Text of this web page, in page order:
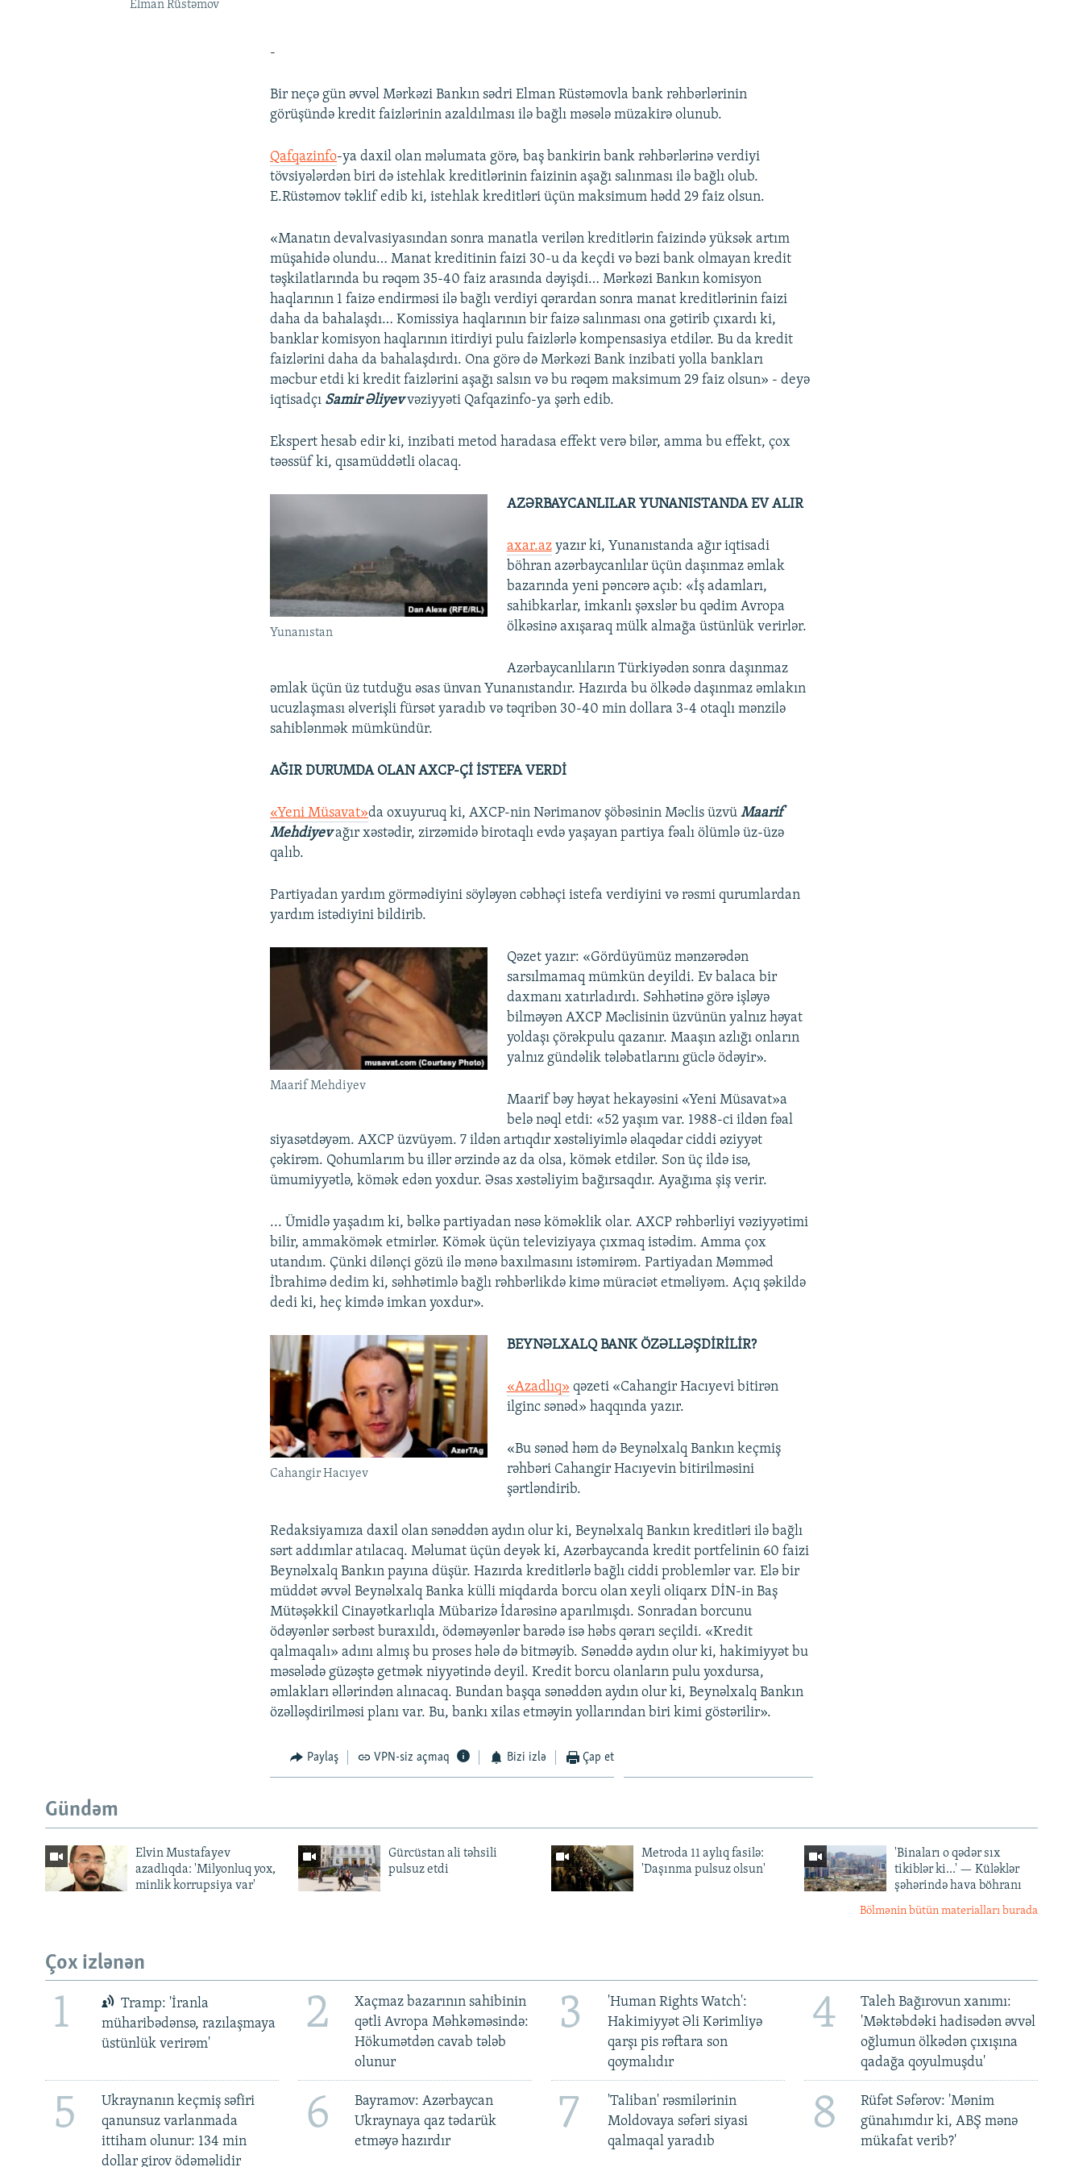
Elman Rüstəmov
-
Bir neçə gün əvvəl Mərkəzi Bankın sədri Elman Rüstəmovla bank rəhbərlərinin
görüşündə kredit faizlərinin azaldılması ilə bağlı məsələ müzakirə olunub.
Qafqazinfo-ya daxil olan məlumata görə, baş bankirin bank rəhbərlərinə verdiyi
tövsiyələrdən biri də istehlak kreditlərinin faizinin aşağı salınması ilə bağlı olub.
E.Rüstəmov təklif edib ki, istehlak kreditləri üçün maksimum hədd 29 faiz olsun.
«Manatın devalvasiyasından sonra manatla verilən kreditlərin faizində yüksək artım
müşahidə olundu… Manat kreditinin faizi 30-u da keçdi və bəzi bank olmayan kredit
təşkilatlarında bu rəqəm 35-40 faiz arasında dəyişdi… Mərkəzi Bankın komisyon
haqlarının 1 faizə endirməsi ilə bağlı verdiyi qərardan sonra manat kreditlərinin faizi
daha da bahalaşdı… Komissiya haqlarının bir faizə salınması ona gətirib çıxardı ki,
banklar komisyon haqlarının itirdiyi pulu faizlərlə kompensasiya etdilər. Bu da kredit
faizlərini daha da bahalaşdırdı. Ona görə də Mərkəzi Bank inzibati yolla bankları
məcbur etdi ki kredit faizlərini aşağı salsın və bu rəqəm maksimum 29 faiz olsun» - deyə
iqtisadçı Samir Əliyevvəziyyəti Qafqazinfo-ya şərh edib.
Ekspert hesab edir ki, inzibati metod haradasa effekt verə bilər, amma bu effekt, çox
təəssüf ki, qısamüddətli olacaq.
Yunanıstan
AZƏRBAYCANLILAR YUNANISTANDA EV ALIR
axar.azyazır ki, Yunanıstanda ağır iqtisadi
böhran azərbaycanlılar üçün daşınmaz əmlak
bazarında yeni pəncərə açıb: «İş adamları,
sahibkarlar, imkanlı şəxslər bu qədim Avropa
ölkəsinə axışaraq mülk almağa üstünlük verirlər.
Azərbaycanlıların Türkiyədən sonra daşınmaz
əmlak üçün üz tutduğu əsas ünvan Yunanıstandır. Hazırda bu ölkədə daşınmaz əmlakın
ucuzlaşması əlverişli fürsət yaradıb və təqribən 30-40 min dollara 3-4 otaqlı mənzilə
sahiblənmək mümkündür.
AĞIR DURUMDA OLAN AXCP-Çİ İSTEFA VERDİ
«Yeni Müsavat»da oxuyuruq ki, AXCP-nin Nərimanov şöbəsinin Məclis üzvüMaarif
Mehdiyevağır xəstədir, zirzəmidə birotaqlı evdə yaşayan partiya fəalı ölümlə üz-üzə
qalıb.
Partiyadan yardım görmədiyini söyləyən cəbhəçi istefa verdiyini və rəsmi qurumlardan
yardım istədiyini bildirib.
Maarif Mehdiyev
Qəzet yazır: «Gördüyümüz mənzərədən
sarsılmamaq mümkün deyildi. Ev balaca bir
daxmanı xatırladırdı. Səhhətinə görə işləyə
bilməyən AXCP Məclisinin üzvünün yalnız həyat
yoldaşı çörəkpulu qazanır. Maaşın azlığı onların
yalnız gündəlik tələbatlarını güclə ödəyir».
Maarif bəy həyat hekayəsini «Yeni Müsavat»a
belə nəql etdi: «52 yaşım var. 1988-ci ildən fəal
siyasətdəyəm. AXCP üzvüyəm. 7 ildən artıqdır xəstəliyimlə əlaqədar ciddi əziyyət
çəkirəm. Qohumlarım bu illər ərzində az da olsa, kömək etdilər. Son üç ildə isə,
ümumiyyətlə, kömək edən yoxdur. Əsas xəstəliyim bağırsaqdır. Ayağıma şiş verir.
... Ümidlə yaşadım ki, bəlkə partiyadan nəsə köməklik olar. AXCP rəhbərliyi vəziyyətimi
bilir, ammakömək etmirlər. Kömək üçün televiziyaya çıxmaq istədim. Amma çox
utandım. Çünki dilənçi gözü ilə mənə baxılmasını istəmirəm. Partiyadan Məmməd
İbrahimə dedim ki, səhhətimlə bağlı rəhbərlikdə kimə müraciət etməliyəm. Açıq şəkildə
dedi ki, heç kimdə imkan yoxdur».
Cahangir Hacıyev
BEYNƏLXALQ BANK ÖZƏLLƏŞDİRİLİR?
«Azadlıq» qəzeti «Cahangir Hacıyevi bitirən
ilginc sənəd» haqqında yazır.
«Bu sənəd həm də Beynəlxalq Bankın keçmiş
rəhbəri Cahangir Hacıyevin bitirilməsini
şərtləndirib.
Redaksiyamıza daxil olan sənəddən aydın olur ki, Beynəlxalq Bankın kreditləri ilə bağlı
sərt addımlar atılacaq. Məlumat üçün deyək ki, Azərbaycanda kredit portfelinin 60 faizi
Beynəlxalq Bankın payına düşür. Hazırda kreditlərlə bağlı ciddi problemlər var. Elə bir
müddət əvvəl Beynəlxalq Banka külli miqdarda borcu olan xeyli oliqarx DİN-in Baş
Mütəşəkkil Cinayətkarlıqla Mübarizə İdarəsinə aparılmışdı. Sonradan borcunu
ödəyənlər sərbəst buraxıldı, ödəməyənlər barədə isə həbs qərarı seçildi. «Kredit
qalmaqalı» adını almış bu proses hələ də bitməyib. Sənəddə aydın olur ki, hakimiyyət bu
məsələdə güzəştə getmək niyyətində deyil. Kredit borcu olanların pulu yoxdursa,
əmlakları əllərindən alınacaq. Bundan başqa sənəddən aydın olur ki, Beynəlxalq Bankın
özəlləşdirilməsi planı var. Bu, bankı xilas etməyin yollarından biri kimi göstərilir».
Paylaş VPN-siz açmaq Bizi izlə Çap et
Gündəm
Elvin Mustafayev
azadlıqda: 'Milyonluq yox,
minlik korrupsiya var'
Gürcüstan ali təhsili
pulsuz etdi
Metroda 11 aylıq fasilə:
'Daşınma pulsuz olsun'
'Binaları o qədər sıx
tikiblər ki...' — Küləklər
şəhərində hava böhranı
Bölmənin bütün materialları burada
Çox izlənən
1
Tramp: 'İranla
müharibədənsə, razılaşmaya
üstünlük verirəm'
2
Xaçmaz bazarının sahibinin
qətli Avropa Məhkəməsində:
Hökumətdən cavab tələb
olunur
3
'Human Rights Watch':
Hakimiyyət Əli Kərimliyə
qarşı pis rəftara son
qoymalıdır
4
Taleh Bağırovun xanımı:
'Məktəbdəki hadisədən əvvəl
oğlumun ölkədən çıxışına
qadağa qoyulmuşdu'
5
Ukraynanın keçmiş səfiri
qanunsuz varlanmada
ittiham olunur: 134 min
dollar girov ödəməlidir
6
Bayramov: Azərbaycan
Ukraynaya qaz tədarük
etməyə hazırdır
7
'Taliban' rəsmilərinin
Moldovaya səfəri siyasi
qalmaqal yaradıb
8
Rüfət Səfərov: 'Mənim
günahımdır ki, ABŞ mənə
mükafat verib?'